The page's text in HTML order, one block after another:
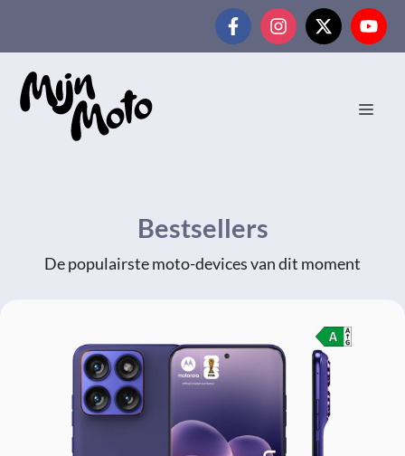
de
inhoud
Bestsellers
De populairste moto-devices van dit moment